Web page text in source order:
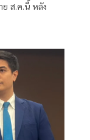
ย ส.ค.นี้ หลัง